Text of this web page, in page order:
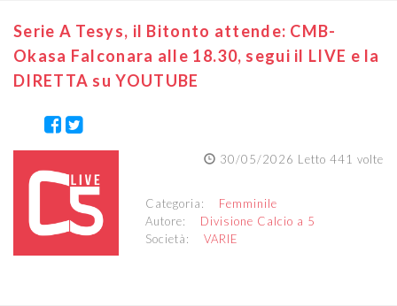
Serie A Tesys, il Bitonto attende: CMB-
Okasa Falconara alle 18.30, segui il LIVE e la
DIRETTA su YOUTUBE
30/05/2026 Letto 441 volte
Categoria: Femminile
Autore: Divisione Calcio a 5
Società:VARIE